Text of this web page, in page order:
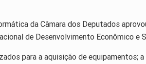
da Câmara dos Deputados
de Desenvolvimento Econômico
para a aquisição de equipamentos;